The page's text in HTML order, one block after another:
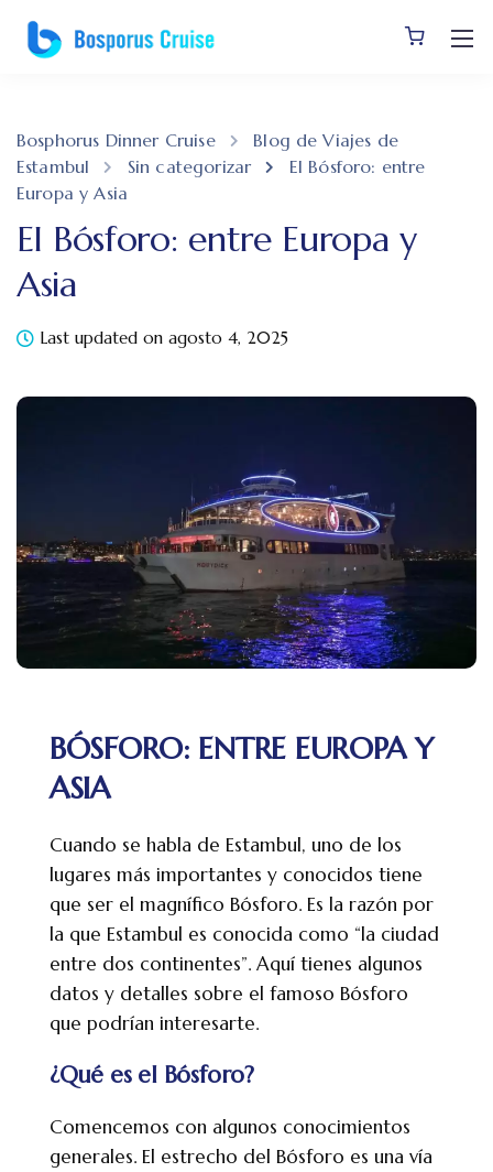
Bosphorus Dinner Cruise
Blog de Viajes de
Estambul
Sin categorizar
El Bósforo: entre
Europa y Asia
El Bósforo: entre Europa y
Asia
Last updated on agosto 4, 2025
BÓSFORO: ENTRE EUROPA Y
ASIA
Cuando se habla de Estambul, uno de los
lugares más importantes y conocidos tiene
que ser el magnífico Bósforo. Es la razón por
la que Estambul es conocida como “la ciudad
entre dos continentes”. Aquí tienes algunos
datos y detalles sobre el famoso Bósforo
que podrían interesarte.
¿Qué es el Bósforo?
Comencemos con algunos conocimientos
generales. El estrecho del Bósforo es una vía